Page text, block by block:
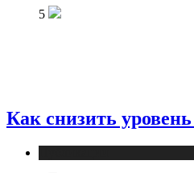
5
Как снизить уровень